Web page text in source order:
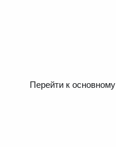
Перейти к основному